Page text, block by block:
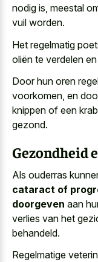
nodig is, meestal
vuil worden.
Het regelmatig
oliën te verdelen
Door hun oren
voorkomen, en
knippen of een
gezond.
Gezondheid
Als ouderras
cataract of
doorgeven aan
verlies van het
behandeld.
Regelmatige